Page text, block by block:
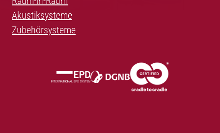
Akustiksysteme
Zubehörsysteme